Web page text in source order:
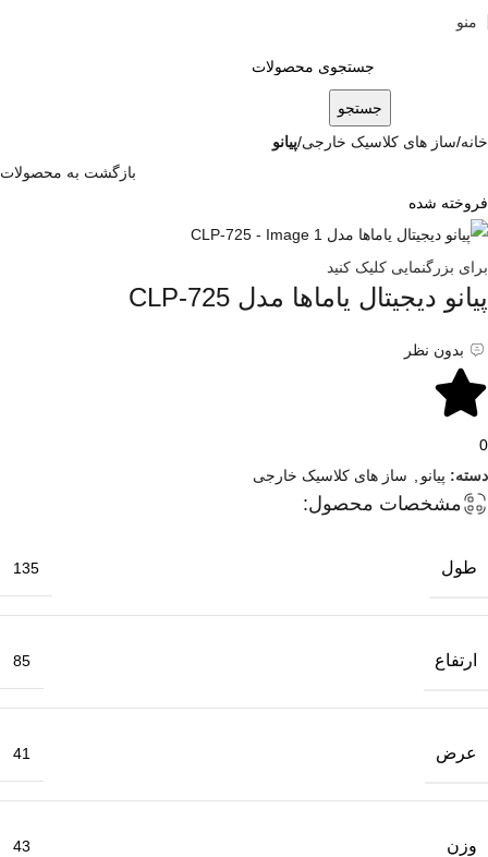
منو
جستجو
خانه ساز های کلاسیک خارجی پیانو
بازگشت به محصولات
فروخته شده
برای بزرگنمایی کلیک کنید
پیانو دیجیتال یاماها مدل CLP-725
بدون نظر
0
دسته: پیانو ساز های کلاسیک خارجی
مشخصات محصول:
طول 135
ارتفاع 85
عرض 41
وزن 43